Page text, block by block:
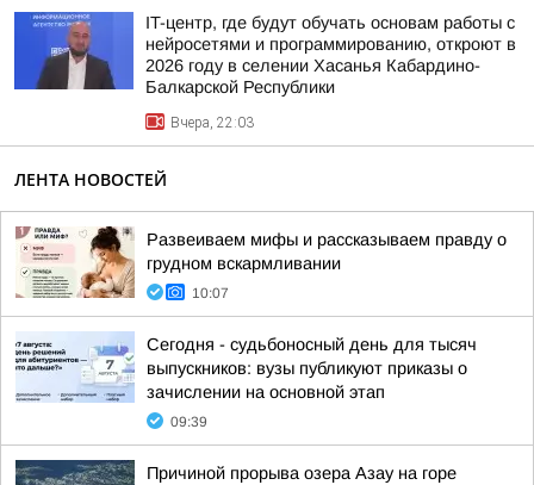
IT-центр, где будут обучать основам работы с
нейросетями и программированию, откроют в
2026 году в селении Хасанья Кабардино-
Балкарской Республики
Вчера, 22:03
ЛЕНТА НОВОСТЕЙ
Развеиваем мифы и рассказываем правду о
грудном вскармливании
10:07
Сегодня - судьбоносный день для тысяч
выпускников: вузы публикуют приказы о
зачислении на основной этап
09:39
Причиной прорыва озера Азау на горе